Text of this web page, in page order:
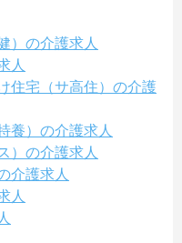
）の介護求人
人
住宅（サ高住）の介護
養）の介護求人
）の介護求人
介護求人
人